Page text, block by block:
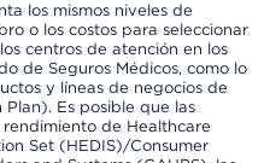
los mismos niveles de
o los costos para seleccionar
centros de atención en los
de Seguros Médicos, como lo
y líneas de negocios de
Es posible que las
de Healthcare
Set (HEDIS)/Consumer